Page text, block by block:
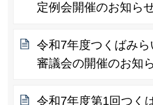
定例会開催のお知ら
令和7年度つくばみ
審議会の開催のお知
令和7年度第1回つく